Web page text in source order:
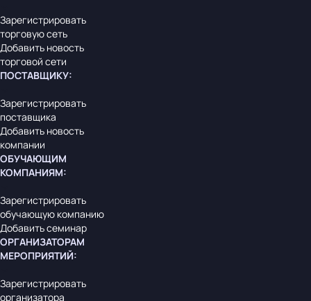
Зарегистрировать
торговую сеть
Добавить новость
торговой сети
ПОСТАВЩИКУ:
Зарегистрировать
поставщика
Добавить новость
компании
ОБУЧАЮЩИМ
КОМПАНИЯМ:
Зарегистрировать
обучающую компанию
Добавить семинар
ОРГАНИЗАТОРАМ
МЕРОПРИЯТИЙ:
Зарегистрировать
организатора